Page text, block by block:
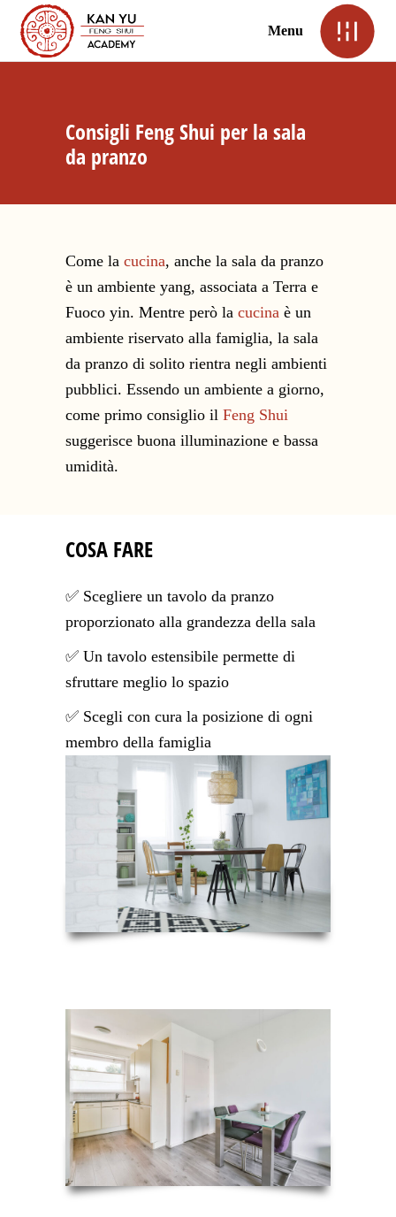
Menu
Consigli Feng Shui per la sala
da pranzo
Come la cucina, anche la sala da pranzo
è un ambiente yang, associata a Terra e
Fuoco yin. Mentre però la cucina è un
ambiente riservato alla famiglia, la sala
da pranzo di solito rientra negli ambienti
pubblici. Essendo un ambiente a giorno,
come primo consiglio il Feng Shui
suggerisce buona illuminazione e bassa
umidità.
COSA FARE
✅ Scegliere un tavolo da pranzo
proporzionato alla grandezza della sala
✅ Un tavolo estensibile permette di
sfruttare meglio lo spazio
✅ Scegli con cura la posizione di ogni
membro della famiglia